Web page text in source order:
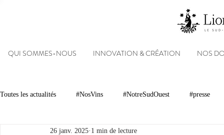
QUI SOMMES-NOUS INNOVATION & CRÉATION NOS
Toutes les actualités #NosVins #NotreSudOuest #presse
26 janv. 2025 1 min de lecture